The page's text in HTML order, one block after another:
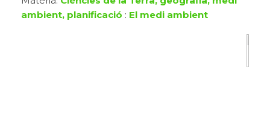
ambient, planificació : El medi ambient